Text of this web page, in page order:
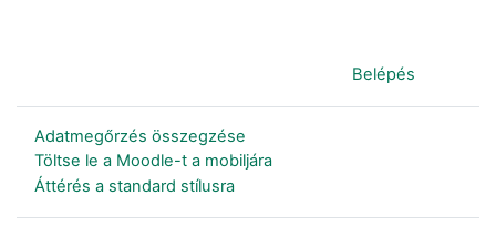
Belépés
Adatmegőrzés összegzése
Töltse le a Moodle-t a mobiljára
Áttérés a standard stílusra